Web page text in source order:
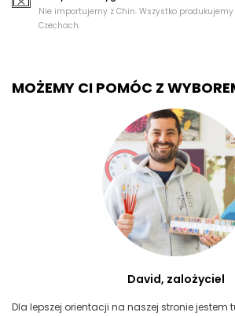
Nie importujemy z Chin. Wszystko
Czechach.
MOŻEMY CI POMÓC Z
David, zalożyciel
Dla lepszej orientacji na naszej stronie jestem